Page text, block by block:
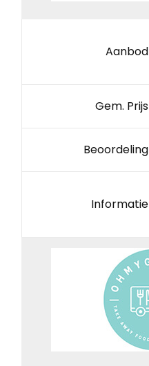
Aanbod
Gem. Prijs
Beoordeling
Informatie